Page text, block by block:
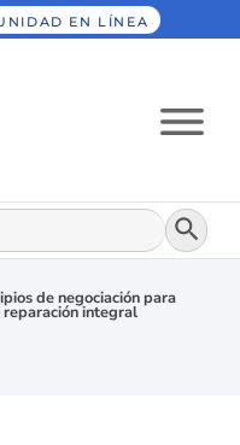
EN LÍNEA
Botón
de negociación para
integral